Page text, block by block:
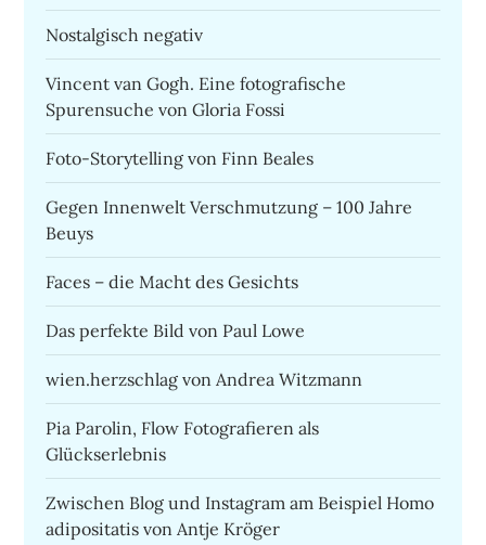
Nostalgisch negativ
Vincent van Gogh. Eine fotografische
Spurensuche von Gloria Fossi
Foto-Storytelling von Finn Beales
Gegen Innenwelt Verschmutzung – 100 Jahre
Beuys
Faces – die Macht des Gesichts
Das perfekte Bild von Paul Lowe
wien.herzschlag von Andrea Witzmann
Pia Parolin, Flow Fotografieren als
Glückserlebnis
Zwischen Blog und Instagram am Beispiel Homo
adipositatis von Antje Kröger